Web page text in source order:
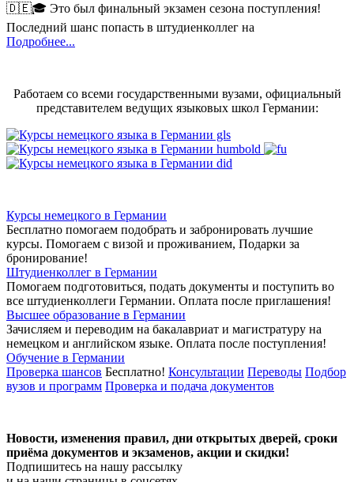
🇩🇪🎓 Это был финальный экзамен сезона поступления!
Последний шанс попасть в штудиенколлег на
Подробнее...
Работаем со всеми государственными вузами, официальный
представителем ведущих языковых школ Германии:
Курсы немецкого в Германии
Бесплатно помогаем подобрать и забронировать лучшие
курсы. Помогаем с визой и проживанием, Подарки за
бронирование!
Штудиенколлег в Германии
Помогаем подготовиться, подать документы и поступить во
все штудиенколлеги Германии. Оплата после приглашения!
Высшее образование в Германии
Зачисляем и переводим на бакалавриат и магистратуру на
немецком и английском языке. Оплата после поступления!
Обучение в Германии
Проверка шансов Бесплатно! Консультации Переводы Подбор
вузов и программ Проверка и подача документов
Новости, изменения правил, дни открытых дверей, сроки
приёма документов и экзаменов, акции и скидки!
Подпишитесь на нашу рассылку